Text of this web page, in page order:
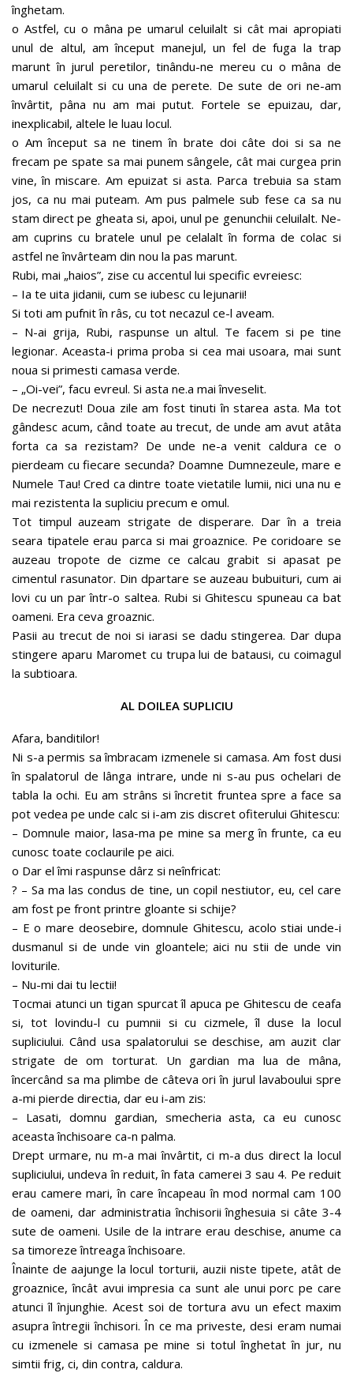
înghetam.
o Astfel, cu o mâna pe umarul celuilalt si cât mai apropiati
unul de altul, am început manejul, un fel de fuga la trap
marunt în jurul peretilor, tinându-ne mereu cu o mâna de
umarul celuilalt si cu una de perete. De sute de ori ne-am
învârtit, pâna nu am mai putut. Fortele se epuizau, dar,
inexplicabil, altele le luau locul.
o Am început sa ne tinem în brate doi câte doi si sa ne
frecam pe spate sa mai punem sângele, cât mai curgea prin
vine, în miscare. Am epuizat si asta. Parca trebuia sa stam
jos, ca nu mai puteam. Am pus palmele sub fese ca sa nu
stam direct pe gheata si, apoi, unul pe genunchii celuilalt. Ne-
am cuprins cu bratele unul pe celalalt în forma de colac si
astfel ne învârteam din nou la pas marunt.
Rubi, mai „haios”, zise cu accentul lui specific evreiesc:
– Ia te uita jidanii, cum se iubesc cu lejunarii!
Si toti am pufnit în râs, cu tot necazul ce-l aveam.
– N-ai grija, Rubi, raspunse un altul. Te facem si pe tine
legionar. Aceasta-i prima proba si cea mai usoara, mai sunt
noua si primesti camasa verde.
– „Oi-vei”, facu evreul. Si asta ne.a mai înveselit.
De necrezut! Doua zile am fost tinuti în starea asta. Ma tot
gândesc acum, când toate au trecut, de unde am avut atâta
forta ca sa rezistam? De unde ne-a venit caldura ce o
pierdeam cu fiecare secunda? Doamne Dumnezeule, mare e
Numele Tau! Cred ca dintre toate vietatile lumii, nici una nu e
mai rezistenta la supliciu precum e omul.
Tot timpul auzeam strigate de disperare. Dar în a treia
seara tipatele erau parca si mai groaznice. Pe coridoare se
auzeau tropote de cizme ce calcau grabit si apasat pe
cimentul rasunator. Din dpartare se auzeau bubuituri, cum ai
lovi cu un par într-o saltea. Rubi si Ghitescu spuneau ca bat
oameni. Era ceva groaznic.
Pasii au trecut de noi si iarasi se dadu stingerea. Dar dupa
stingere aparu Maromet cu trupa lui de batausi, cu coimagul
la subtioara.
AL DOILEA SUPLICIU
Afara, banditilor!
Ni s-a permis sa îmbracam izmenele si camasa. Am fost dusi
în spalatorul de lânga intrare, unde ni s-au pus ochelari de
tabla la ochi. Eu am strâns si încretit fruntea spre a face sa
pot vedea pe unde calc si i-am zis discret ofiterului Ghitescu:
– Domnule maior, lasa-ma pe mine sa merg în frunte, ca eu
cunosc toate coclaurile pe aici.
o Dar el îmi raspunse dârz si neînfricat:
? – Sa ma las condus de tine, un copil nestiutor, eu, cel care
am fost pe front printre gloante si schije?
– E o mare deosebire, domnule Ghitescu, acolo stiai unde-i
dusmanul si de unde vin gloantele; aici nu stii de unde vin
loviturile.
– Nu-mi dai tu lectii!
Tocmai atunci un tigan spurcat îl apuca pe Ghitescu de ceafa
si, tot lovindu-l cu pumnii si cu cizmele, îl duse la locul
supliciului. Când usa spalatorului se deschise, am auzit clar
strigate de om torturat. Un gardian ma lua de mâna,
încercând sa ma plimbe de câteva ori în jurul lavaboului spre
a-mi pierde directia, dar eu i-am zis:
– Lasati, domnu gardian, smecheria asta, ca eu cunosc
aceasta închisoare ca-n palma.
Drept urmare, nu m-a mai învârtit, ci m-a dus direct la locul
supliciului, undeva în reduit, în fata camerei 3 sau 4. Pe reduit
erau camere mari, în care încapeau în mod normal cam 100
de oameni, dar administratia închisorii înghesuia si câte 3-4
sute de oameni. Usile de la intrare erau deschise, anume ca
sa timoreze întreaga închisoare.
Înainte de aajunge la locul torturii, auzii niste tipete, atât de
groaznice, încât avui impresia ca sunt ale unui porc pe care
atunci îl înjunghie. Acest soi de tortura avu un efect maxim
asupra întregii închisori. În ce ma priveste, desi eram numai
cu izmenele si camasa pe mine si totul înghetat în jur, nu
simtii frig, ci, din contra, caldura.